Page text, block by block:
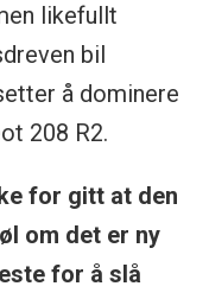
likefullt
bil
å dominere
208 R2.
for gitt at den
om det er ny
for å slå